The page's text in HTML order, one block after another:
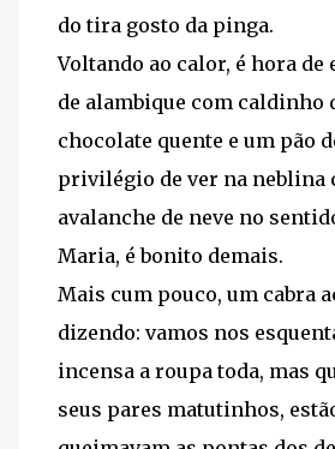
do tira gosto da pinga.
Voltando ao calor, é hora
de alambique com caldinho
chocolate quente e um pão
privilégio de ver na neblina
avalanche de neve no
Maria, é bonito demais.
Mais cum pouco, um cabra
dizendo: vamos nos
incensa a roupa toda, mas
seus pares matutinhos,